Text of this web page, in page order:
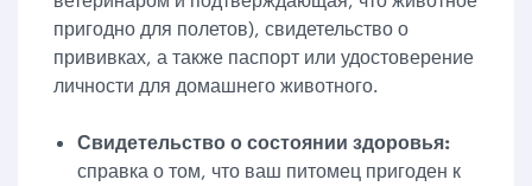
пригодно для полетов), свидетельство о
прививках, а также паспорт или удостоверение
личности для домашнего животного.
Свидетельство о состоянии здоровья:
справка о том, что ваш питомец пригоден к